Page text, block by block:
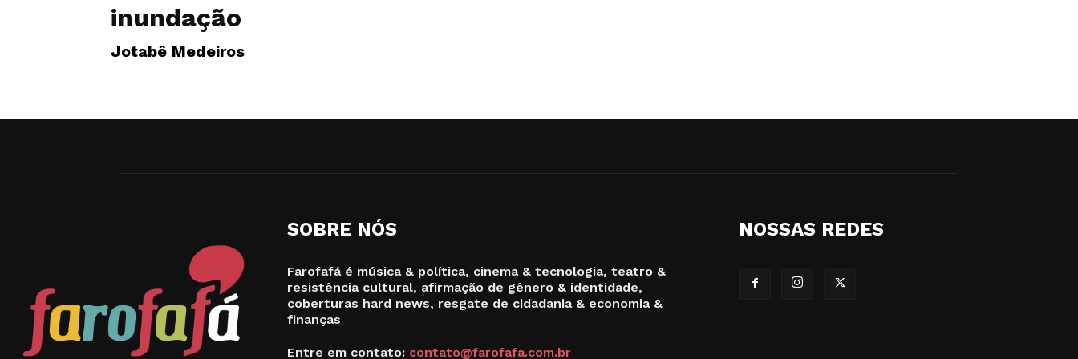
inundação
Jotabê Medeiros
SOBRE NÓS
Farofafá é música & política, cinema & tecnologia, teatro &
resistência cultural, afirmação de gênero & identidade,
coberturas hard news, resgate de cidadania & economia &
finanças
Entre em contato: contato@farofafa.com.br
NOSSAS REDES